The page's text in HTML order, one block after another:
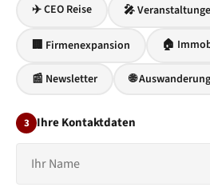
✈️ CEO Reise 🎤
🏢 Firmenexpansion 🏠
📰 Newsletter 🌐 Auswanderung
3 Ihre Kontaktdaten